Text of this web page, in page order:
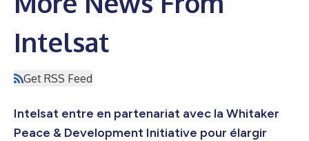
Intelsat
Get RSS Feed
Intelsat entre en partenariat avec la Whitaker
Peace & Development Initiative pour élargir